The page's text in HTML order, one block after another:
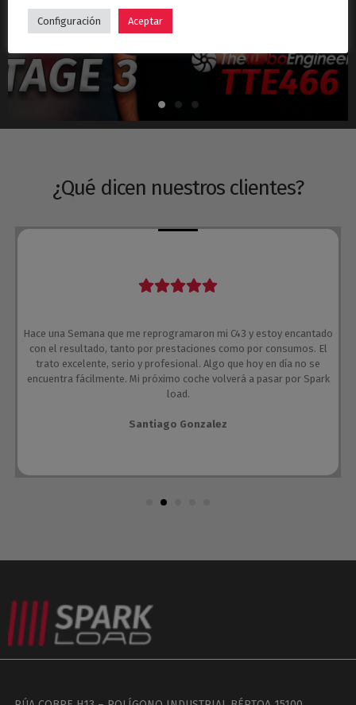
Hyundai i30N Stage 3 – Turbo TTE466
¿Qué dicen nuestros clientes?
Hace una Semana que me reprogramaron mi C43 y estoy encantado
con el resultado, tanto por prestaciones como por consumos. El
trato excelente, serio y profesional. Algo que hoy en día no se
encuentra fácilmente. Mi próximo coche volverá a pasar por Spark
load.
Santiago Gonzalez
Configuración Aceptar